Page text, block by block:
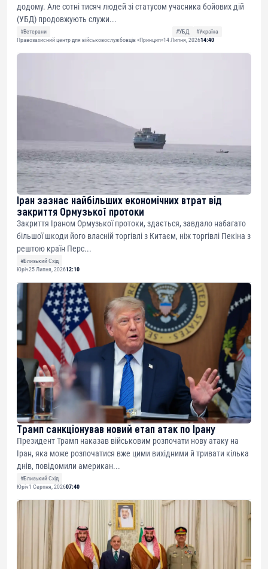
додому. Але сотні тисяч людей зі статусом учасника бойових дій
(УБД) продовжують служи...
#Ветерани #УБД
#Україна
Правозахисний центр для військовослужбовців «Принцип»14 Липня, 202614:40
Іран зазнає найбільших економічних втрат від
закриття Ормузької протоки
Закриття Іраном Ормузької протоки, здається, завдало набагато
більшої шкоди його власній торгівлі з Китаєм, ніж торгівлі Пекіна з
рештою країн Перс...
#Близький Схід
Юріч25 Липня, 202612:10
Трамп санкціонував новий етап атак по Ірану
Президент Трамп наказав військовим розпочати нову атаку на
Іран, яка може розпочатися вже цими вихідними й тривати кілька
днів, повідомили американ...
#Близький Схід
Юріч1 Серпня, 202607:40